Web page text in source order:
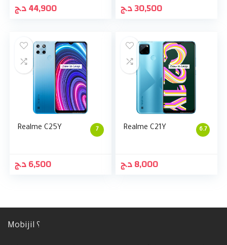
44,900د.ج 30,500د.ج
7
Realme C25Y
6,500د.ج
6.7
Realme C21Y
8,000د.ج
Mobijil ؟